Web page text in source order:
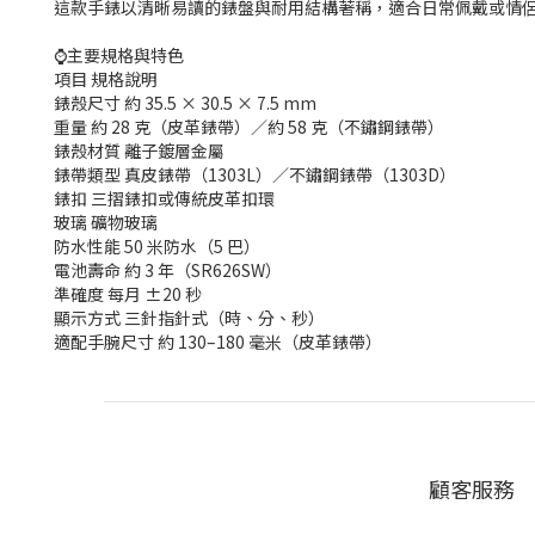
這款手錶以清晰易讀的錶盤與耐用結構著稱，適合日常佩戴或情
⌚主要規格與特色
項目 規格說明
錶殼尺寸 約 35.5 × 30.5 × 7.5 mm
重量 約 28 克（皮革錶帶）／約 58 克（不鏽鋼錶帶）
錶殼材質 離子鍍層金屬
錶帶類型 真皮錶帶（1303L）／不鏽鋼錶帶（1303D）
錶扣 三摺錶扣或傳統皮革扣環
玻璃 礦物玻璃
防水性能 50 米防水（5 巴）
電池壽命 約 3 年（SR626SW）
準確度 每月 ±20 秒
顯示方式 三針指針式（時、分、秒）
適配手腕尺寸 約 130–180 毫米（皮革錶帶）
顧客服務